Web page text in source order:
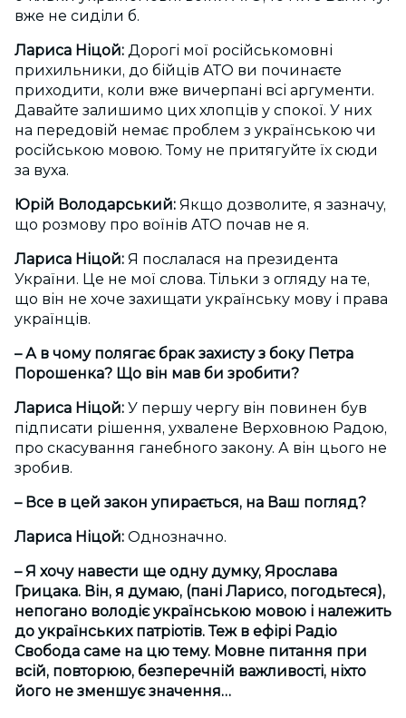
вже не сиділи б.
Лариса Ніцой: Дорогі мої російськомовні
прихильники, до бійців АТО ви починаєте
приходити, коли вже вичерпані всі аргументи.
Давайте залишимо цих хлопців у спокої. У них
на передовій немає проблем з українською чи
російською мовою. Тому не притягуйте їх сюди
за вуха.
Юрій Володарський: Якщо дозволите, я зазначу,
що розмову про воїнів АТО почав не я.
Лариса Ніцой: Я послалася на президента
України. Це не мої слова. Тільки з огляду на те,
що він не хоче захищати українську мову і права
українців.
– А в чому полягає брак захисту з боку Петра
Порошенка? Що він мав би зробити?
Лариса Ніцой: У першу чергу він повинен був
підписати рішення, ухвалене Верховною Радою,
про скасування ганебного закону. А він цього не
зробив.
– Все в цей закон упирається, на Ваш погляд?
Лариса Ніцой: Однозначно.
– Я хочу навести ще одну думку, Ярослава
Грицака. Він, я думаю, (пані Ларисо, погодьтеся),
непогано володіє українською мовою і належить
до українських патріотів. Теж в ефірі Радіо
Свобода саме на цю тему. Мовне питання при
всій, повторюю, безперечній важливості, ніхто
його не зменшує значення…